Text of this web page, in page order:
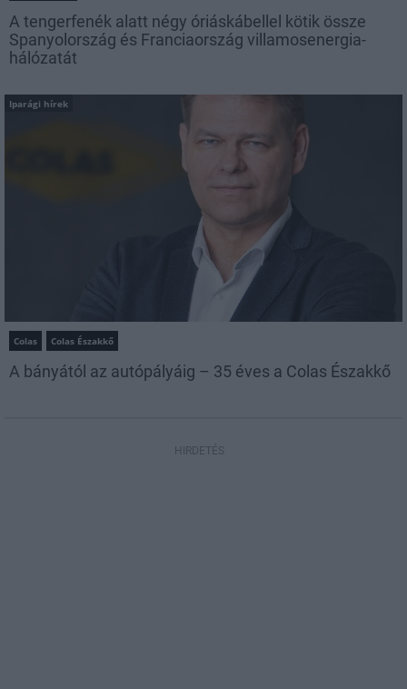
A tengerfenék alatt négy óriáskábellel kötik össze
Spanyolország és Franciaország villamosenergia-
hálózatát
Iparági hírek
Colas Colas Északkő
A bányától az autópályáig – 35 éves a Colas Északkő
HIRDETÉS